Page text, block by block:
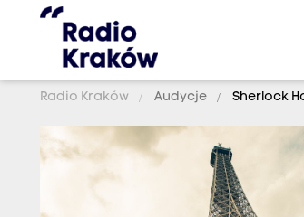
Radio Kraków Audycje Sherlock